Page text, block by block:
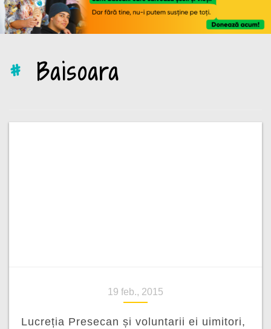
# Baisoara
19 feb., 2015
Lucreția Presecan și voluntarii ei uimitori,